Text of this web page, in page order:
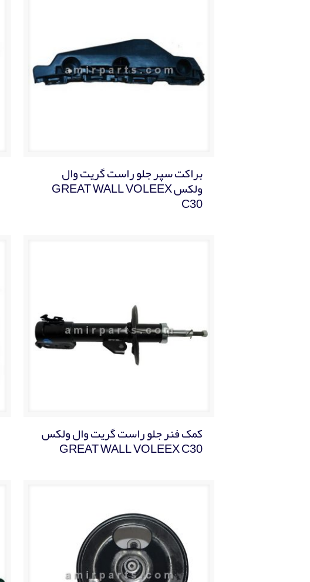
براکت سپر جلو راست گریت وال
ولکس GREAT WALL VOLEEX
C30
کمک فنر جلو راست گریت وال ولکس
GREAT WALL VOLEEX C30